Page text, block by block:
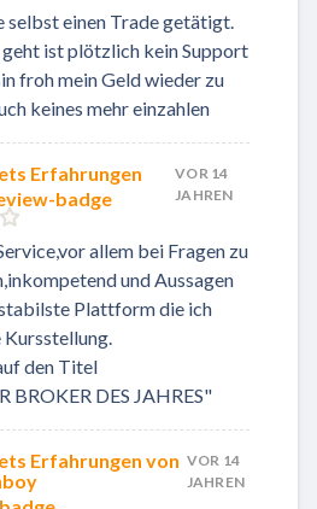
selbst einen Trade getätigt.
ist plötzlich kein Support
froh mein Geld wieder zu
keines mehr einzahlen
Erfahrungen
VOR 14
JAHREN
allem bei Fragen zu
und Aussagen
Plattform die ich
den Titel
BROKER DES JAHRES"
Erfahrungen von VOR 14
JAHREN